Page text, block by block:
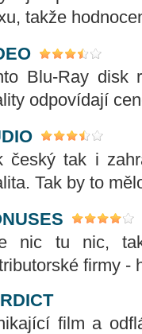
takže
Blu-Ray disk
odpovídají
český tak i
Tak by to
nic tu nic,
firmy -
film a